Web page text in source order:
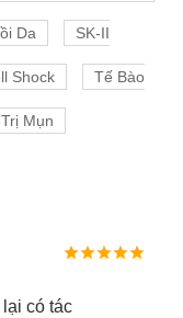
Da SK-II
Shock Tế Bào
Trị Mụn
có tác